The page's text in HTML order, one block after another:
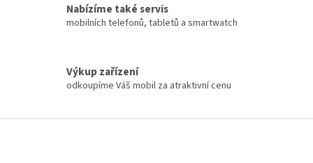
Nabízíme také servis
mobilních telefonů, tabletů a smartwatch
Výkup zařízení
odkoupíme Váš mobil za atraktivní cenu